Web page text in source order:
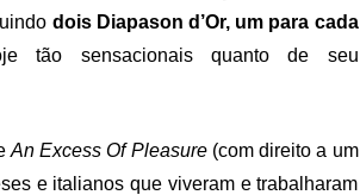
dois Diapason d’Or, um para cada
tão sensacionais quanto de seu
An Excess Of Pleasure(com direito a um
e italianos que viveram e trabalharam